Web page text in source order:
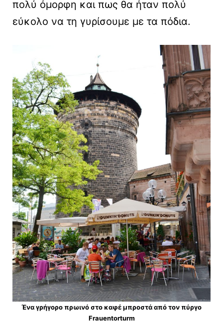
πολύ όμορφη και πως θα ήταν πολύ
εύκολο να τη γυρίσουμε με τα πόδια.
Ένα γρήγορο πρωινό στο καφέ μπροστά από τον πύργο
Frauentorturm